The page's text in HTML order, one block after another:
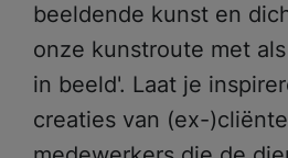
beeldende kunst en
onze kunstroute met
in beeld'. Laat je
creaties van (ex-